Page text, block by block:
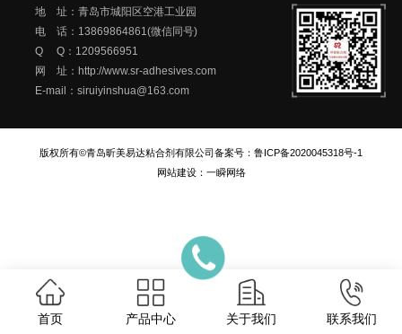
地 址：青岛市城阳区空港工业园
电 话：13869864861(微信同号)
Q Q：1209566951
网 址：http://www.sr-adhesives.com
E-mail：siruiyinshua@163.com
版权所有©青岛昕美易达粘合剂有限公司备案号： 鲁ICP备2020045318号-1
网站建设： 一瞬网络
首页 产品中心 关于我们 联系我们